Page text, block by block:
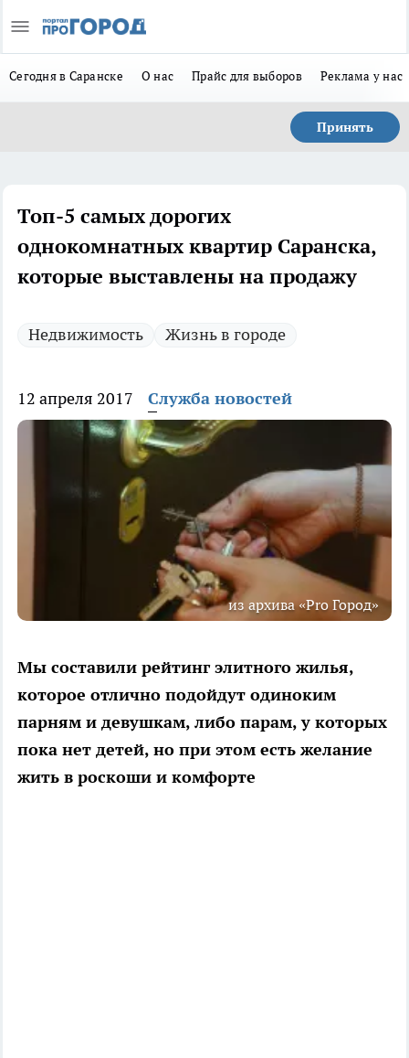
Сегодня в Саранске О нас Прайс для выборов Реклама у нас
Принять
Топ-5 самых дорогих
однокомнатных квартир Саранска,
которые выставлены на продажу
Недвижимость Жизнь в городе
12 апреля 2017 Служба новостей
из архива «Pro Город»
Мы составили рейтинг элитного жилья,
которое отлично подойдут одиноким
парням и девушкам, либо парам, у которых
пока нет детей, но при этом есть желание
жить в роскоши и комфорте